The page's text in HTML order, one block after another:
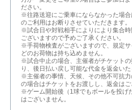
ださい。
※往路送迎にご乗車にならなかった場
のご利用はお断りさせていただきます。
※試合日や対戦相手によりにより集合
ございますので予めご了承ください。
※手荷物検査がございますので、規定
どのお荷物は持ち込めません。
※試合中止の場合、主催者がチケット
り、後日払い戻し可能な代金を返金いた
※主催者の事情、天候、その他不可抗
の場合はチケットをお渡しし、返金はご
※ゲーム開始後（1球でもボールを投げ
はございません。